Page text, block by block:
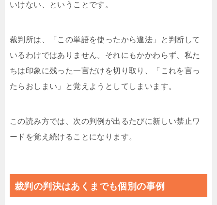
いけない、ということです。
裁判所は、「この単語を使ったから違法」と判断して
いるわけではありません。それにもかかわらず、私た
ちは印象に残った一言だけを切り取り、「これを言っ
たらおしまい」と覚えようとしてしまいます。
この読み方では、次の判例が出るたびに新しい禁止ワ
ードを覚え続けることになります。
裁判の判決はあくまでも個別の事例